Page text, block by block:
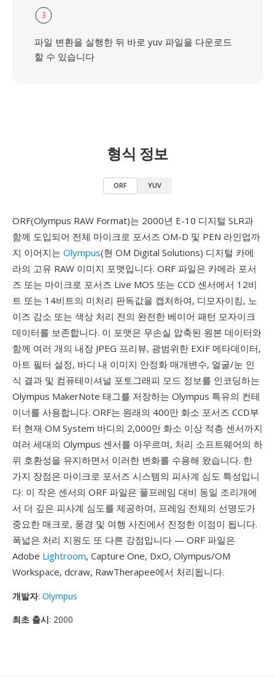
3
파일 변환을 실행한 뒤 바로 yuv 파일을 다운로드
할 수 있습니다
형식 정보
ORF YUV
ORF(Olympus RAW Format)는 2000년 E-10 디지털 SLR과
함께 도입되어 전체 마이크로 포서즈 OM-D 및 PEN 라인업까
지 이어지는 Olympus(현 OM Digital Solutions) 디지털 카메
라의 고유 RAW 이미지 포맷입니다. ORF 파일은 카메라 포서
즈 또는 마이크로 포서즈 Live MOS 또는 CCD 센서에서 12비
트 또는 14비트의 미처리 판독값을 캡처하여, 디모자이킹, 노
이즈 감소 또는 색상 처리 전의 완전한 베이어 패턴 모자이크
데이터를 보존합니다. 이 포맷은 무손실 압축된 원본 데이터와
함께 여러 개의 내장 JPEG 프리뷰, 광범위한 EXIF 메타데이터,
아트 필터 설정, 바디 내 이미지 안정화 매개변수, 얼굴/눈 인
식 결과 및 컴퓨테이셔널 포토그래피 모드 정보를 인코딩하는
Olympus MakerNote 태그를 저장하는 Olympus 특유의 컨테
이너를 사용합니다. ORF는 원래의 400만 화소 포서즈 CCD부
터 현재 OM System 바디의 2,000만 화소 이상 적층 센서까지
여러 세대의 Olympus 센서를 아우르며, 처리 소프트웨어의 하
위 호환성을 유지하면서 이러한 변화를 수용해 왔습니다. 한
가지 장점은 마이크로 포서즈 시스템의 피사계 심도 특성입니
다: 이 작은 센서의 ORF 파일은 풀프레임 대비 동일 조리개에
서 더 깊은 피사계 심도를 제공하여, 프레임 전체의 선명도가
중요한 매크로, 풍경 및 여행 사진에서 진정한 이점이 됩니다.
폭넓은 처리 지원도 또 다른 강점입니다 — ORF 파일은
Adobe Lightroom, Capture One, DxO, Olympus/OM
Workspace, dcraw, RawTherapee에서 처리됩니다.
개발자: Olympus
최초 출시: 2000